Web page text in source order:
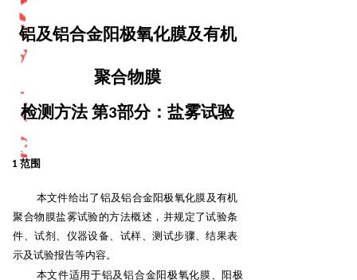
铝及铝合金阳极氧化膜及有机
聚合物膜
检测方法 第3部分：盐雾试验
1 范围
本文件给出了铝及铝合金阳极氧化膜及有机
聚合物膜盐雾试验的方法概述，并规定了试验条
件、试剂、仪器设备、试样、测试步骤、结果表
示及试验报告等内容。
本文件适用于铝及铝合金阳极氧化膜、阳极